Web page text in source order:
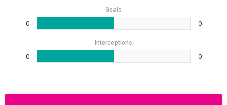
Goals
0 0
Interceptions
0 0